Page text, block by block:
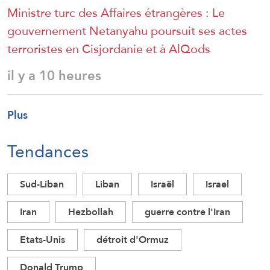
Ministre turc des Affaires étrangères : Le
gouvernement Netanyahu poursuit ses actes
terroristes en Cisjordanie et à AlQods
il y a 10 heures
Plus
Tendances
Sud-Liban Liban Israël
Israel
Iran
Hezbollah
guerre contre l'Iran
Etats-Unis
détroit d'Ormuz